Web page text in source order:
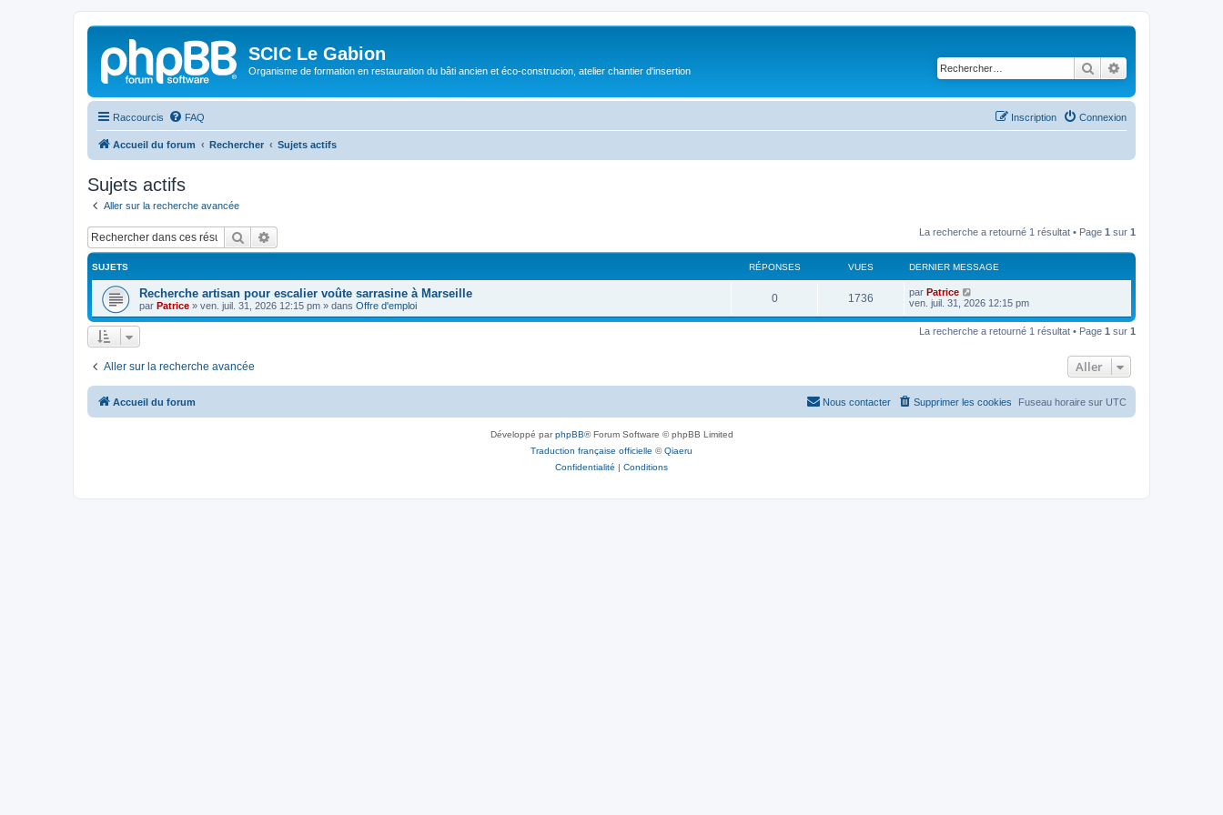
SCIC Le Gabion
Organisme de formation en restauration du bâti ancien et éco-construcion, atelier chantier d'insertion Rechercher
Raccourcis FAQ Connexion
Inscription
Accueil du forum Rechercher Sujets actifs
Sujets actifs
Aller sur la recherche avancée
Rechercher La recherche a retourné 1 résultat • Page 1 sur 1
SUJETS RÉPONSES VUES DERNIER MESSAGE
Recherche artisan pour escalier voûte sarrasine à Marseille
par Patrice » ven. juil. 31, 2026 12:15 pm » dans Offre d'emploi
0 1736 par Patrice
ven. juil. 31, 2026 12:15 pm
La recherche a retourné 1 résultat • Page 1 sur 1
Aller sur la recherche avancée Aller
Accueil du forum Fuseau horaire sur UTC
Supprimer les cookies
Nous contacter
Développé parphpBB® Forum Software © phpBB Limited
Traduction française officielle ©Qiaeru
Confidentialité | Conditions